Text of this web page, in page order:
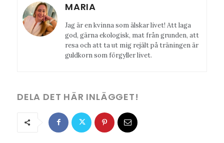
MARIA
Jag är en kvinna som älskar livet! Att laga
god, gärna ekologisk, mat från grunden, att
resa och att ta ut mig rejält på träningen är
guldkorn som förgyller livet.
DELA DET HÄR INLÄGGET!